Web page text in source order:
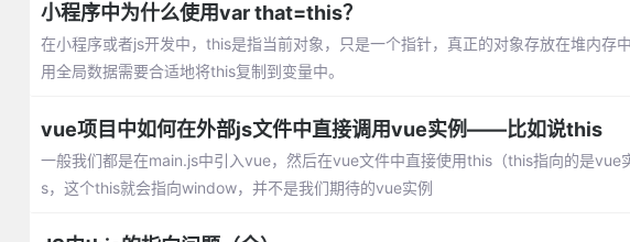
小程序中为什么使用var that=this？
在小程序或者js开发中，this是指当前对象，只是一个指针，真正的对象存放在堆内
用全局数据需要合适地将this复制到变量中。
vue项目中如何在外部js文件中直接调用vue实例——比如说this
一般我们都是在main.js中引入vue，然后在vue文件中直接使用this（this指向的是
s，这个this就会指向window，并不是我们期待的vue实例